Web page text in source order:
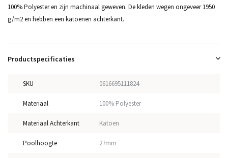
100% Polyester en zijn machinaal geweven. De kleden wegen ongeveer 1950
g/m2 en hebben een katoenen achterkant.
Productspecificaties
SKU 0616695111824
Materiaal 100% Polyester
Materiaal Achterkant Katoen
Poolhoogte 27mm